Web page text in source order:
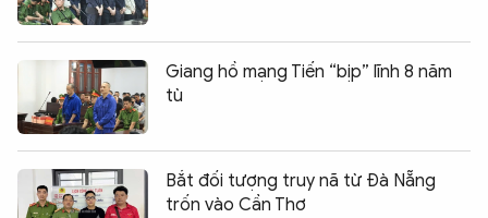
Giang hồ mạng Tiến “bịp” lĩnh 8 năm
tù
Bắt đối tượng truy nã từ Đà Nẵng
trốn vào Cần Thơ